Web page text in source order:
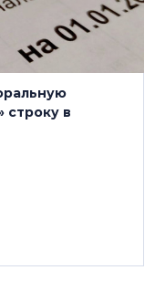
строку в